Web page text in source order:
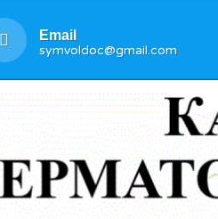
Email
symvoldoc@gmail.com